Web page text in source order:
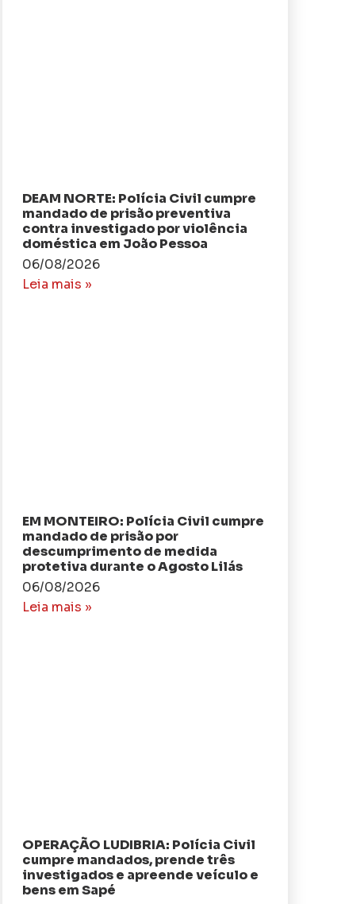
DEAM NORTE: Polícia Civil cumpre
mandado de prisão preventiva
contra investigado por violência
doméstica em João Pessoa
06/08/2026
Leia mais »
EM MONTEIRO: Polícia Civil cumpre
mandado de prisão por
descumprimento de medida
protetiva durante o Agosto Lilás
06/08/2026
Leia mais »
OPERAÇÃO LUDIBRIA: Polícia Civil
cumpre mandados, prende três
investigados e apreende veículo e
bens em Sapé